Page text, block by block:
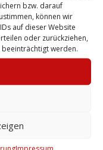
bzw. darauf
können wir
auf dieser Website
oder zurückziehen,
werden.
Impressum
ein
Linden
die
wo